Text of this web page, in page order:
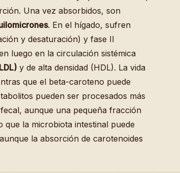
Una vez absorbidos, son
. En el hígado, sufren
y desaturación) y fase II
luego en la circulación sistémica
y de alta densidad (HDL). La vida
que el beta-caroteno puede
pueden ser procesados más
aunque una pequeña fracción
que la microbiota intestinal puede
la absorción de carotenoides